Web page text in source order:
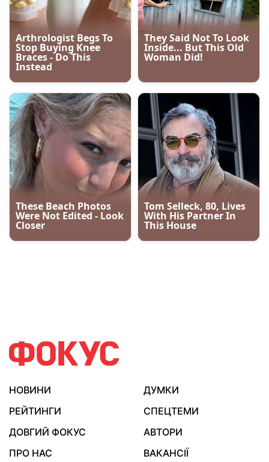
НОВИНИ
ДУМКИ
РЕЙТИНГИ
СПЕЦТЕМИ
ДОВГИЙ ФОКУС
АВТОРИ
ПРО НАС
ВАКАНСІЇ